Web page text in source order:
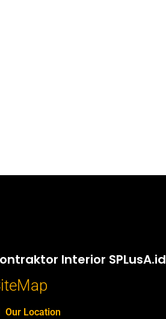
Interior SPLusA.id
Our Location